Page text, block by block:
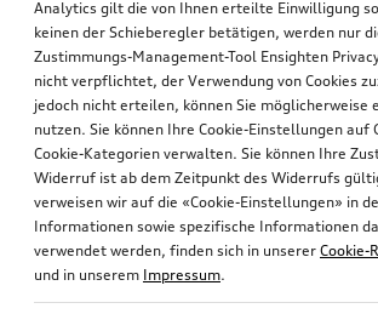
Analytics gilt die von Ihnen erteilte Einwilligung
keinen der Schieberegler betätigen, werden nur
Zustimmungs-Management-Tool Ensighten
nicht verpflichtet, der Verwendung von Cookies
jedoch nicht erteilen, können Sie
nutzen. Sie können Ihre Cookie-Einstellungen
Cookie-Kategorien verwalten. Sie können Ihre
Widerruf ist ab dem Zeitpunkt des Widerrufs
verweisen wir auf die «Cookie-Einstellungen» in
Informationen sowie spezifische Informationen
verwendet werden, finden sich in unserer Cookie-
und in unserem Impressum.